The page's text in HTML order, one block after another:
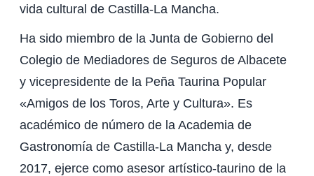
vida cultural de Castilla-La Mancha.
Ha sido miembro de la Junta de Gobierno del
Colegio de Mediadores de Seguros de Albacete
y vicepresidente de la Peña Taurina Popular
«Amigos de los Toros, Arte y Cultura». Es
académico de número de la Academia de
Gastronomía de Castilla-La Mancha y, desde
2017, ejerce como asesor artístico-taurino de la